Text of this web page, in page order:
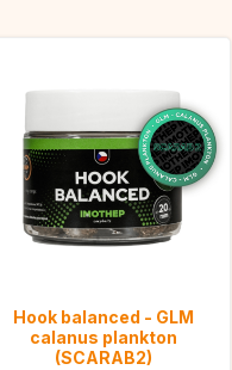
Hook balanced - GLM
calanus plankton
(SCARAB2)